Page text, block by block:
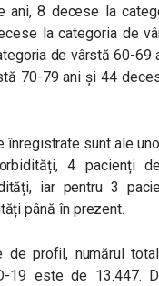
ani, 8 decese la
la categoria de
de vârstă 60-69
70-79 ani și 44
înregistrate sunt ale
4 pacienți
iar pentru 3
până în prezent.
de profil, numărul
19 este de 13.447.